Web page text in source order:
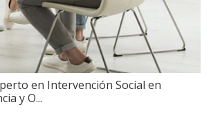
en Intervención Social en
y O...